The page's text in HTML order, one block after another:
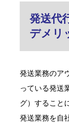
発送代
デメリ
発送業務のア
っている発送
グ）すること
発送業務を自